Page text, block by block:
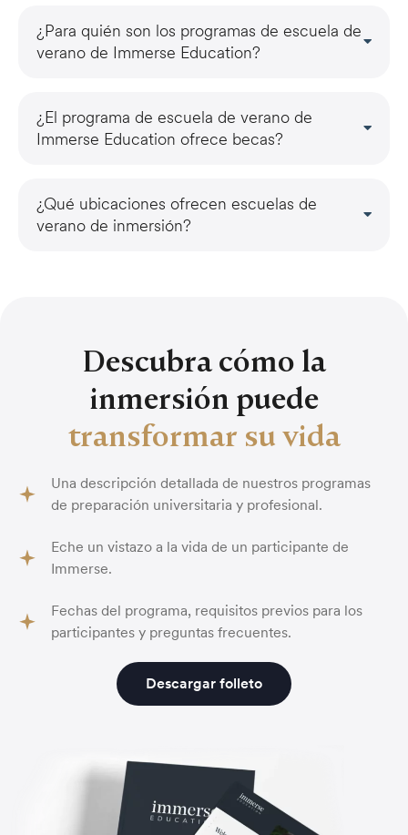
¿Para quién son los programas de escuela de
verano de Immerse Education?
¿El programa de escuela de verano de
Immerse Education ofrece becas?
¿Qué ubicaciones ofrecen escuelas de
verano de inmersión?
Descubra cómo la
inmersión puede
transformar su vida
Una descripción detallada de nuestros programas
de preparación universitaria y profesional.
Eche un vistazo a la vida de un participante de
Immerse.
Fechas del programa, requisitos previos para los
participantes y preguntas frecuentes.
Descargar folleto